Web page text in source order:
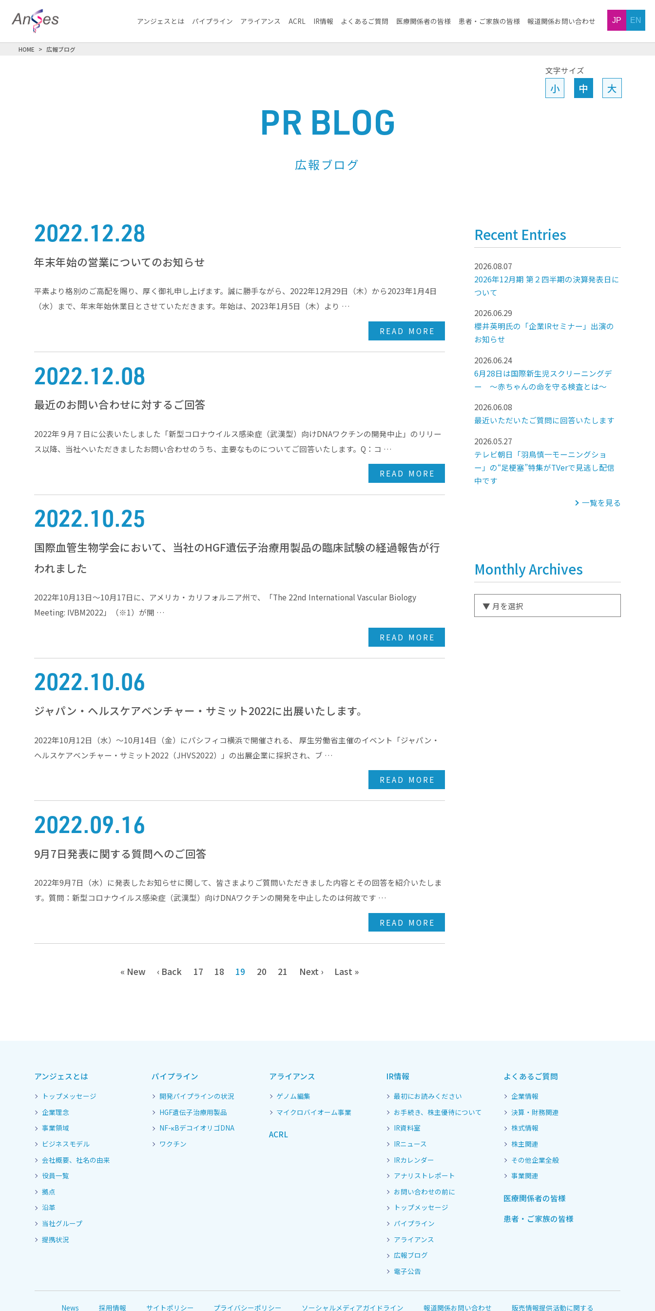
アンジェスとは パイプライン アライアンス ACRL IR情報 よくあるご質問 医療関係者の皆様 患者・ご家族の皆様 報道関係お問い合わせ JP EN
HOME 広報ブログ
PR BLOG
広報ブログ
文字サイズ
小 中 大
2022.12.28
年末年始の営業についてのお知らせ
平素より格別のご高配を賜り、厚く御礼申し上げます。誠に勝手ながら、2022年12月29日（木）から2023年1月4日
（水）まで、年末年始休業日とさせていただきます。年始は、2023年1月5日（木）より …
READ MORE
2022.12.08
最近のお問い合わせに対するご回答
2022年９月７日に公表いたしました「新型コロナウイルス感染症（武漢型）向けDNAワクチンの開発中止」のリリー
ス以降、当社へいただきましたお問い合わせのうち、主要なものについてご回答いたします。Q：コ …
READ MORE
2022.10.25
国際血管生物学会において、当社のHGF遺伝子治療用製品の臨床試験の経過報告が行
われました
2022年10月13日～10月17日に、アメリカ・カリフォルニア州で、「The 22nd International Vascular Biology
Meeting: IVBM2022」（※1）が開 …
READ MORE
2022.10.06
ジャパン・ヘルスケアベンチャー・サミット2022に出展いたします。
2022年10月12日（水）～10月14日（金）にパシフィコ横浜で開催される、 厚生労働省主催のイベント「ジャパン・
ヘルスケアベンチャー・サミット2022（JHVS2022）」の出展企業に採択され、ブ …
READ MORE
2022.09.16
9月7日発表に関する質問へのご回答
2022年9月7日（水）に発表したお知らせに関して、皆さまよりご質問いただきました内容とその回答を紹介いたしま
す。質問：新型コロナウイルス感染症（武漢型）向けDNAワクチンの開発を中止したのは何故です …
READ MORE
« New ‹ Back 17 18 19 20 21 Next › Last »
Recent Entries
2026.08.07
2026年12月期 第２四半期の決算発表日に
ついて
2026.06.29
櫻井英明氏の「企業IRセミナー」出演の
お知らせ
2026.06.24
6月28日は国際新生児スクリーニングデ
ー ～赤ちゃんの命を守る検査とは～
2026.06.08
最近いただいたご質問に回答いたします
2026.05.27
テレビ朝日「羽鳥慎一モーニングショ
ー」の“足梗塞”特集がTVerで見逃し配信
中です
一覧を見る
Monthly Archives
アンジェスとは
トップメッセージ
企業理念
事業領域
ビジネスモデル
会社概要、社名の由来
役員一覧
拠点
沿革
当社グループ
提携状況
パイプライン
開発パイプラインの状況
HGF遺伝子治療用製品
NF-κBデコイオリゴDNA
ワクチン
アライアンス
ゲノム編集
マイクロバイオーム事業
ACRL
IR情報
最初にお読みください
お手続き、株主優待について
IR資料室
IRニュース
IRカレンダー
アナリストレポート
お問い合わせの前に
トップメッセージ
パイプライン
アライアンス
広報ブログ
電子公告
よくあるご質問
企業情報
決算・財務関連
株式情報
株主関連
その他企業全般
事業関連
医療関係者の皆様
患者・ご家族の皆様
News 採用情報 サイトポリシー プライバシーポリシー ソーシャルメディアガイドライン 報道関係お問い合わせ 販売情報提供活動に関する